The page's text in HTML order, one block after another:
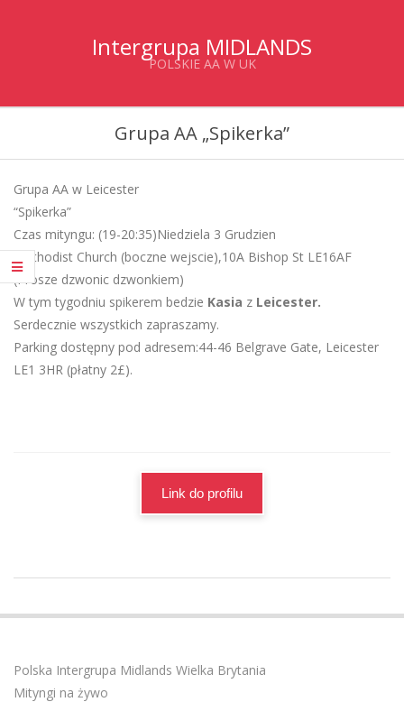
Intergrupa MIDLANDS
POLSKIE AA W UK
Menu
Grupa AA „Spikerka”
Grupa AA w Leicester
“Spikerka”
Czas mityngu: (19-20:35)Niedziela 3 Grudzien
Methodist Church (boczne wejscie),10A Bishop St LE16AF
(Prosze dzwonic dzwonkiem)
W tym tygodniu spikerem bedzie Kasia z Leicester.
Serdecznie wszystkich zapraszamy.
Parking dostępny pod adresem:44-46 Belgrave Gate, Leicester
LE1 3HR (płatny 2£).
Link do profilu
11-
Polska Intergrupa Midlands Wielka Brytania
Mityngi na żywo